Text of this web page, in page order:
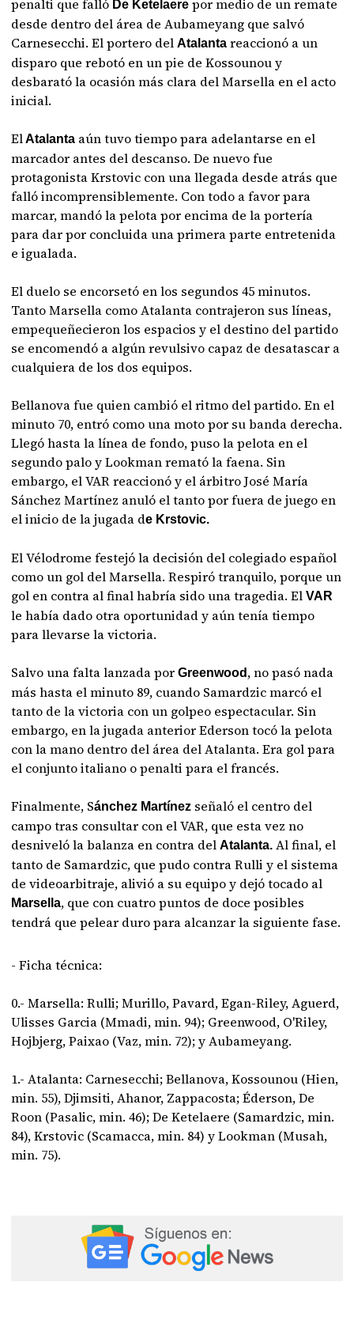
penalti que falló De Ketelaere por medio de un remate
desde dentro del área de Aubameyang que salvó
Carnesecchi. El portero delAtalanta reaccionó a un
disparo que rebotó en un pie de Kossounou y
desbarató la ocasión más clara del Marsella en el acto
inicial.
ElAtalanta aún tuvo tiempo para adelantarse en el
marcador antes del descanso. De nuevo fue
protagonista Krstovic con una llegada desde atrás que
falló incomprensiblemente. Con todo a favor para
marcar, mandó la pelota por encima de la portería
para dar por concluida una primera parte entretenida
e igualada.
El duelo se encorsetó en los segundos 45 minutos.
Tanto Marsella como Atalanta contrajeron sus líneas,
empequeñecieron los espacios y el destino del partido
se encomendó a algún revulsivo capaz de desatascar a
cualquiera de los dos equipos.
Bellanova fue quien cambió el ritmo del partido. En el
minuto 70, entró como una moto por su banda derecha.
Llegó hasta la línea de fondo, puso la pelota en el
segundo palo y Lookman remató la faena. Sin
embargo, el VAR reaccionó y el árbitro José María
Sánchez Martínez anuló el tanto por fuera de juego en
el inicio de la jugada de Krstovic.
El Vélodrome festejó la decisión del colegiado español
como un gol del Marsella. Respiró tranquilo, porque un
gol en contra al final habría sido una tragedia. ElVAR
le había dado otra oportunidad y aún tenía tiempo
para llevarse la victoria.
Salvo una falta lanzada porGreenwood , no pasó nada
más hasta el minuto 89, cuando Samardzic marcó el
tanto de la victoria con un golpeo espectacular. Sin
embargo, en la jugada anterior Ederson tocó la pelota
con la mano dentro del área del Atalanta. Era gol para
el conjunto italiano o penalti para el francés.
Finalmente, Sánchez Martínez señaló el centro del
campo tras consultar con el VAR, que esta vez no
desniveló la balanza en contra delAtalanta. Al final, el
tanto de Samardzic, que pudo contra Rulli y el sistema
de videoarbitraje, alivió a su equipo y dejó tocado al
Marsella, que con cuatro puntos de doce posibles
tendrá que pelear duro para alcanzar la siguiente fase.
- Ficha técnica:
0.- Marsella: Rulli; Murillo, Pavard, Egan-Riley, Aguerd,
Ulisses Garcia (Mmadi, min. 94); Greenwood, O'Riley,
Hojbjerg, Paixao (Vaz, min. 72); y Aubameyang.
1.- Atalanta: Carnesecchi; Bellanova, Kossounou (Hien,
min. 55), Djimsiti, Ahanor, Zappacosta; Éderson, De
Roon (Pasalic, min. 46); De Ketelaere (Samardzic, min.
84), Krstovic (Scamacca, min. 84) y Lookman (Musah,
min. 75).